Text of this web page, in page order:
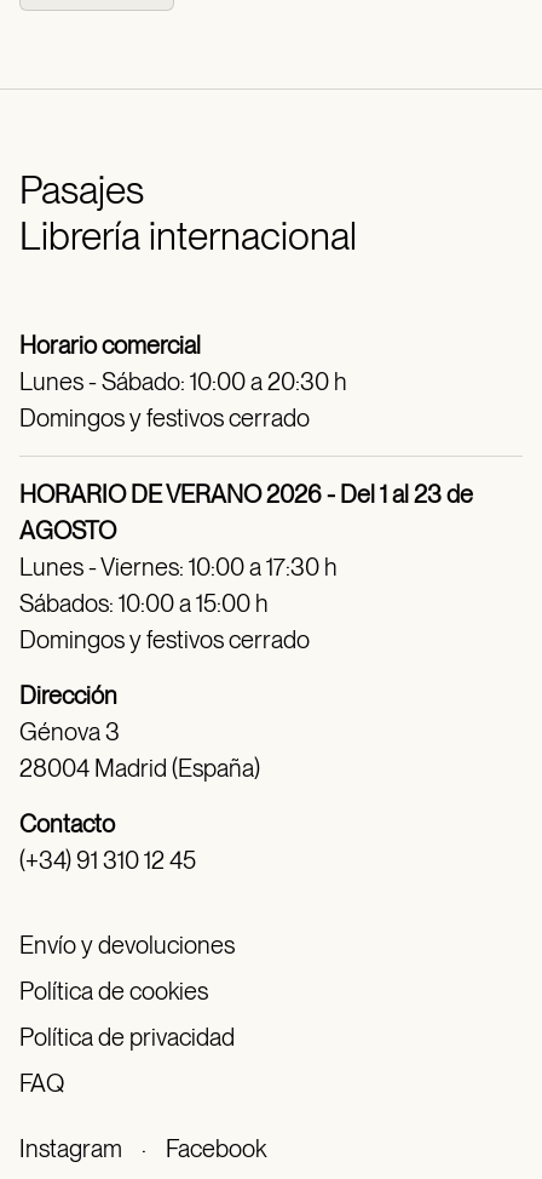
Pasajes
Librería internacional
Horario comercial
Lunes - Sábado: 10:00 a 20:30 h
Domingos y festivos cerrado
HORARIO DE VERANO 2026 - Del 1 al 23 de
AGOSTO
Lunes - Viernes: 10:00 a 17:30 h
Sábados: 10:00 a 15:00 h
Domingos y festivos cerrado
Dirección
Génova 3
28004 Madrid (España)
Contacto
(+34) 91 310 12 45
Envío y devoluciones
Política de cookies
Política de privacidad
FAQ
Instagram · Facebook